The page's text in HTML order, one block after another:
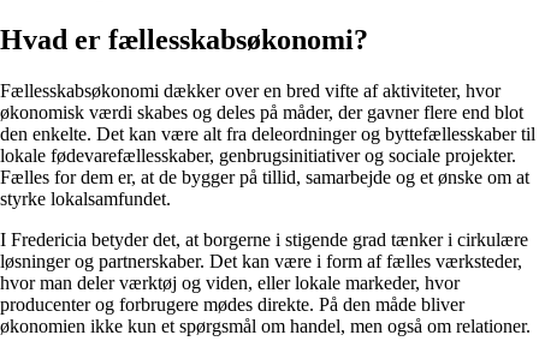
Hvad er fællesskabsøkonomi?
Fællesskabsøkonomi dækker over en bred vifte af aktiviteter, hvor
økonomisk værdi skabes og deles på måder, der gavner flere end blot
den enkelte. Det kan være alt fra deleordninger og byttefællesskaber til
lokale fødevarefællesskaber, genbrugsinitiativer og sociale projekter.
Fælles for dem er, at de bygger på tillid, samarbejde og et ønske om at
styrke lokalsamfundet.
I Fredericia betyder det, at borgerne i stigende grad tænker i cirkulære
løsninger og partnerskaber. Det kan være i form af fælles værksteder,
hvor man deler værktøj og viden, eller lokale markeder, hvor
producenter og forbrugere mødes direkte. På den måde bliver
økonomien ikke kun et spørgsmål om handel, men også om relationer.